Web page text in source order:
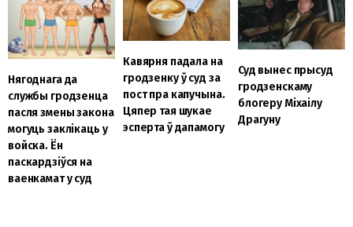
Нягоднага да
службы гродзенца
пасля змены закона
могуць заклікаць у
войска. Ён
паскардзіўся на
ваенкамат у суд
Кавярня падала на
гродзенку ў суд за
пост пра капучына.
Цяпер тая шукае
эсперта ў дапамогу
Суд вынес прысуд
гродзенскаму
блогеру Міхаілу
Драгуну